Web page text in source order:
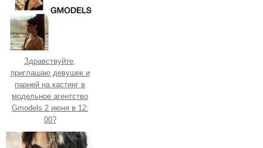
Здравствуйте,
приглашаю девушек и
парней на кастинг в
модельное агентство
Gmodels 2 июня в 12:
00?